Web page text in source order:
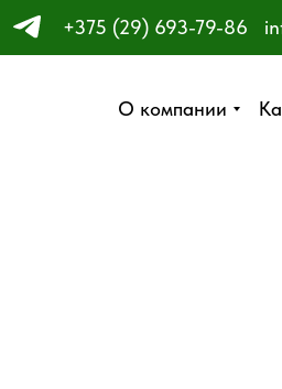
О компании
+375 (29) 693-79-86
О компании
ЗАКАЗАТЬ